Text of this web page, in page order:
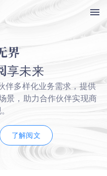
界
享未来
伴多样化业务需求，提供
景，助力合作伙伴实现商
了解阅文